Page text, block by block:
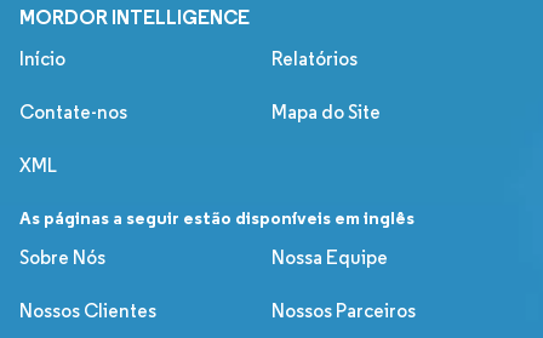
MORDOR INTELLIGENCE
Início Relatórios
Contate-nos Mapa do Site
XML
As páginas a seguir estão disponíveis em inglês
Sobre Nós
Nossa Equipe
Nossos Clientes Nossos Parceiros